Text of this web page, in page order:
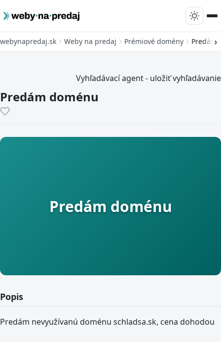
webynapredaj.sk Weby na predaj Prémiové domény Predám
Vyhľadávací agent - uložiť vyhľadávanie
Predám doménu
Predám doménu
Popis
Predám nevyužívanú doménu schladsa.sk, cena dohodou